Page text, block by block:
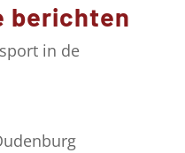
berichten
in de